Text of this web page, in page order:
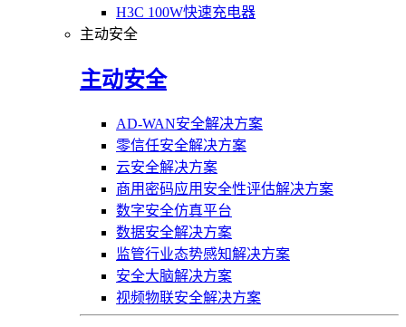
H3C 100W快速充电器
主动安全
主动安全
AD-WAN安全解决方案
零信任安全解决方案
云安全解决方案
商用密码应用安全性评估解决方案
数字安全仿真平台
数据安全解决方案
监管行业态势感知解决方案
安全大脑解决方案
视频物联安全解决方案